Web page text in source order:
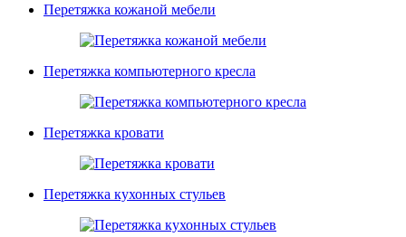
Перетяжка кожаной мебели
Перетяжка компьютерного кресла
Перетяжка кровати
Перетяжка кухонных стульев